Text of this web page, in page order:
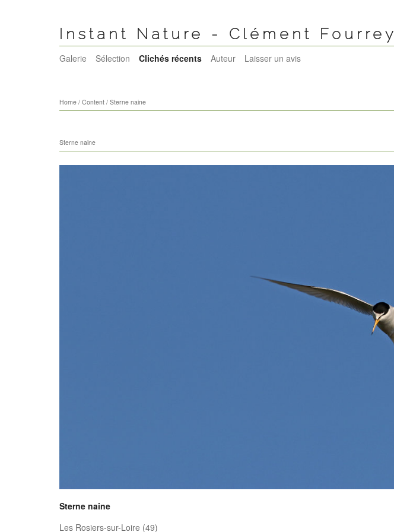
Instant Nature - Clément Fourrey
Galerie Sélection Clichés récents Auteur Laisser un avis
Home/ Content/ Sterne naine
Sterne naine
Sterne naine
Les Rosiers-sur-Loire (49)